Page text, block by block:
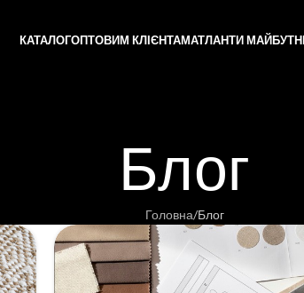
КАТАЛОГОПТОВИМ КЛІЄНТАМАТЛАНТИ
Блог
Головна Блог